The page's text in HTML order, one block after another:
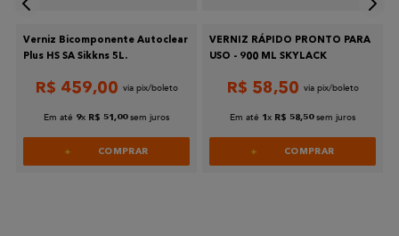
Verniz Bicomponente Autoclear
Plus HS SA Sikkns 5L.
R$ 459,00
Em até 9x R$ 51 ,00 sem juros
COMPRAR
VERNIZ RÁPIDO PRONTO PARA
USO - 900 ML SKYLACK
R$ 58,50
Em até 1 x R$ 58,50 sem juros
COMPRAR